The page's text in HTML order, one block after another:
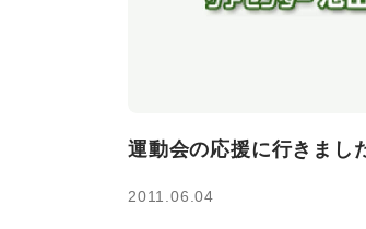
運動会の応援に行きまし
2011.06.04